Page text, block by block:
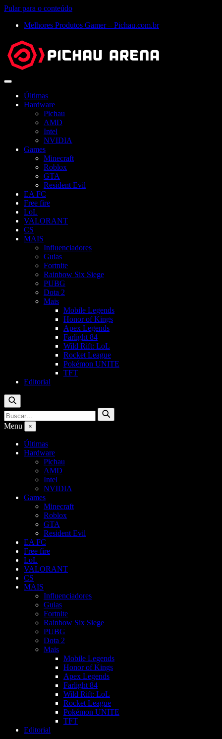
Pular para o conteúdo
Melhores Produtos Gamer – Pichau.com.br
Abrir
Últimas
Hardware
Pichau
AMD
Intel
NVIDIA
Games
Minecraft
Roblox
GTA
Resident Evil
EA FC
Free fire
LoL
VALORANT
CS
MAIS
Influenciadores
Guias
Fortnite
Rainbow Six Siege
PUBG
Dota 2
Mais
Mobile Legends
Honor of Kings
Apex Legends
Farlight 84
Wild Rift: LoL
Rocket League
Pokémon UNITE
TFT
Editorial
Buscar
Buscar
por:
Buscar
Menu ×
Últimas
Hardware
Pichau
AMD
Intel
NVIDIA
Games
Minecraft
Roblox
GTA
Resident Evil
EA FC
Free fire
LoL
VALORANT
CS
MAIS
Influenciadores
Guias
Fortnite
Rainbow Six Siege
PUBG
Dota 2
Mais
Mobile Legends
Honor of Kings
Apex Legends
Farlight 84
Wild Rift: LoL
Rocket League
Pokémon UNITE
TFT
Editorial